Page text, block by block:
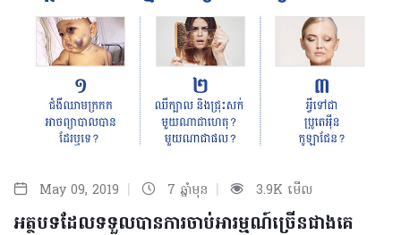
May 09, 2019 | 7 ឆ្នាំមុន | 3.9K មើល
អត្ថបទដែលទទួលបានការចាប់អារម្មណ៍ច្រើនជាងគេ